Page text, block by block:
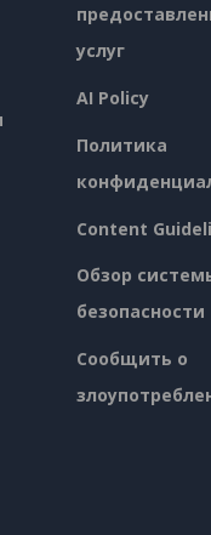
услуг
AI Policy
Политика
Content
Обзор
безопасности
Сообщить о